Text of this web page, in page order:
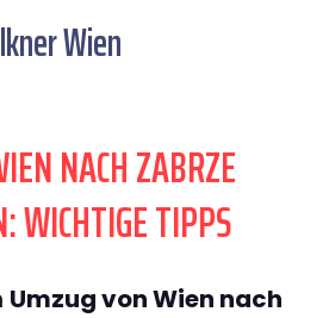
Wien
NACH ZABRZE
WICHTIGE TIPPS
Umzug von Wien nach